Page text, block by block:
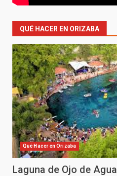
QUÉ HACER EN ORIZABA
Qué Hacer en Orizaba
Laguna de Ojo de Agua